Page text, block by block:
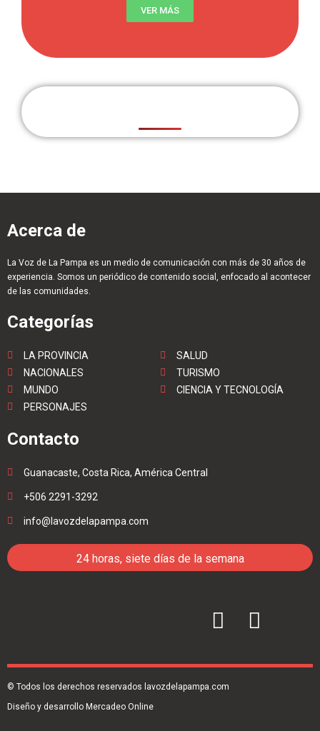
VER MÁS
Acerca de
La Voz de La Pampa es un medio de comunicación con más de 30 años de
experiencia. Somos un periódico de contenido social, enfocado al acontecer
de las comunidades.
Categorías
LA PROVINCIA
NACIONALES
MUNDO
PERSONAJES
SALUD
TURISMO
CIENCIA Y TECNOLOGÍA
Contacto
Guanacaste, Costa Rica, América Central
+506 2291-3292
info@lavozdelapampa.com
24 horas, siete días de la semana
© Todos los derechos reservados lavozdelapampa.com
Diseño y desarrollo Mercadeo Online